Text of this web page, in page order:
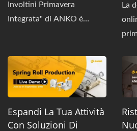
Involtini Primavera
Integrata" di ANKO è
un'ottima efficienza
produttiva. Questo design
unico è stato sviluppato e
nostra vasta esperienza con
La
Espandi La Tua Attività
Con Soluzioni Di